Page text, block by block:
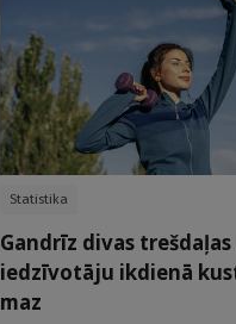
Statistika
Gandrīz divas
iedzīvotāju ikdienā
maz